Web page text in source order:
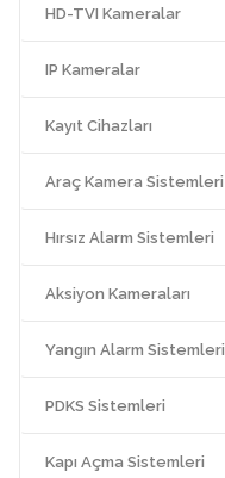
HD-TVI Kameralar
IP Kameralar
Kayıt Cihazları
Araç Kamera Sistemleri
Hırsız Alarm Sistemleri
Aksiyon Kameraları
Yangın Alarm Sistemleri
PDKS Sistemleri
Kapı Açma Sistemleri